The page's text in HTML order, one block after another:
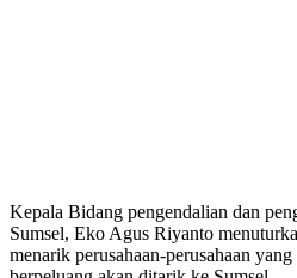
Kepala Bidang pengendalian dan
Sumsel, Eko Agus Riyanto
menarik perusahaan-perusahaan